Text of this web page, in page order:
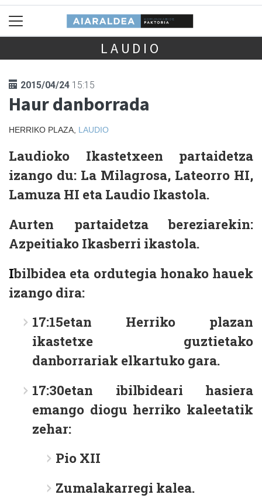
LAUDIO
2015/04/24 15:15
Haur danborrada
HERRIKO PLAZA, LAUDIO
Laudioko Ikastetxeen partaidetza
izango du: La Milagrosa, Lateorro HI,
Lamuza HI eta Laudio Ikastola.
Aurten partaidetza bereziarekin:
Azpeitiako Ikasberri ikastola.
Ibilbidea eta ordutegia honako hauek
izango dira:
17:15etan Herriko plazan
ikastetxe guztietako
danborrariak elkartuko gara.
17:30etan ibilbideari hasiera
emango diogu herriko kaleetatik
zehar:
Pio XII
Zumalakarregi kalea.